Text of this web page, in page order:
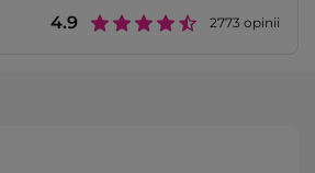
4.9 2773 opinii